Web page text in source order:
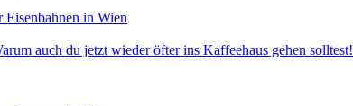
in Wien
auch du jetzt wieder öfter ins Kaffeehaus gehen solltest!